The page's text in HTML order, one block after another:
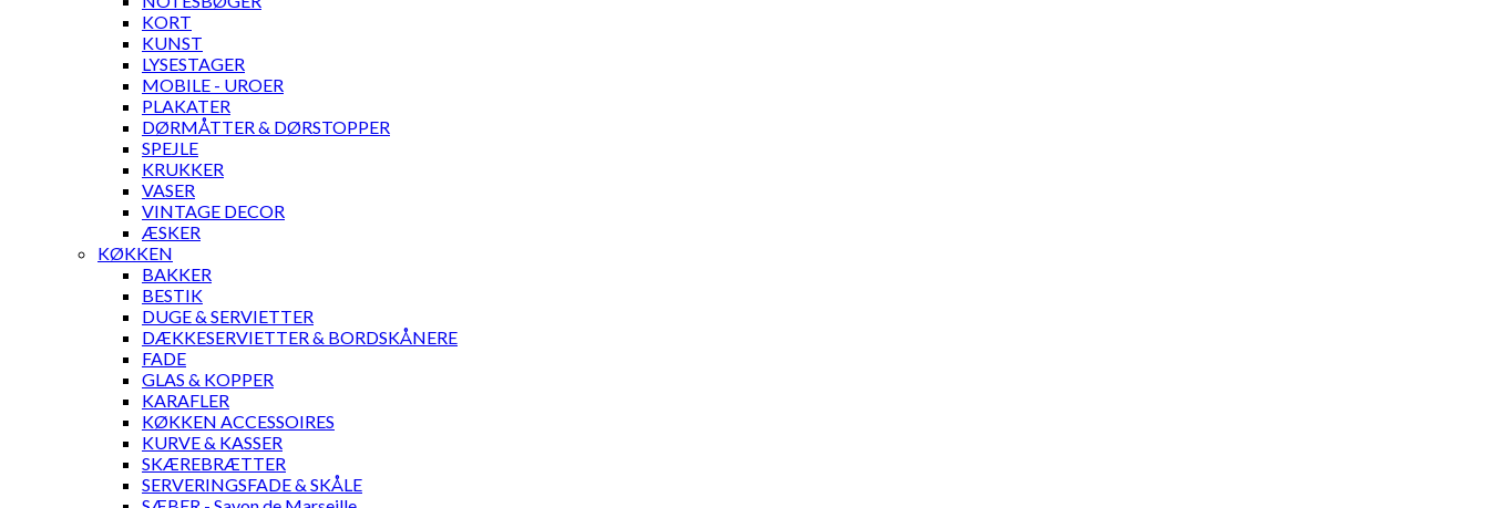
KORT
KUNST
LYSESTAGER
MOBILE - UROER
PLAKATER
DØRMÅTTER & DØRSTOPPER
SPEJLE
KRUKKER
VASER
VINTAGE DECOR
ÆSKER
KØKKEN
BAKKER
BESTIK
DUGE & SERVIETTER
DÆKKESERVIETTER & BORDSKÅNERE
FADE
GLAS & KOPPER
KARAFLER
KØKKEN ACCESSOIRES
KURVE & KASSER
SKÆREBRÆTTER
SERVERINGSFADE & SKÅLE